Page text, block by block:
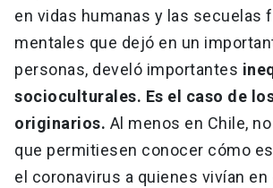
en vidas humanas y las secuelas
mentales que dejó en un
personas, develó importantes
socioculturales. Es el caso de
originarios. Al menos en Chile,
que permitiesen conocer cómo
el coronavirus a quienes vivían